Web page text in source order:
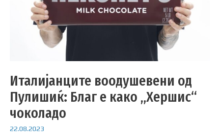
Италијанците воодушевени од
Пулишиќ: Благ е како „Хершис“
чоколадо
22.08.2023